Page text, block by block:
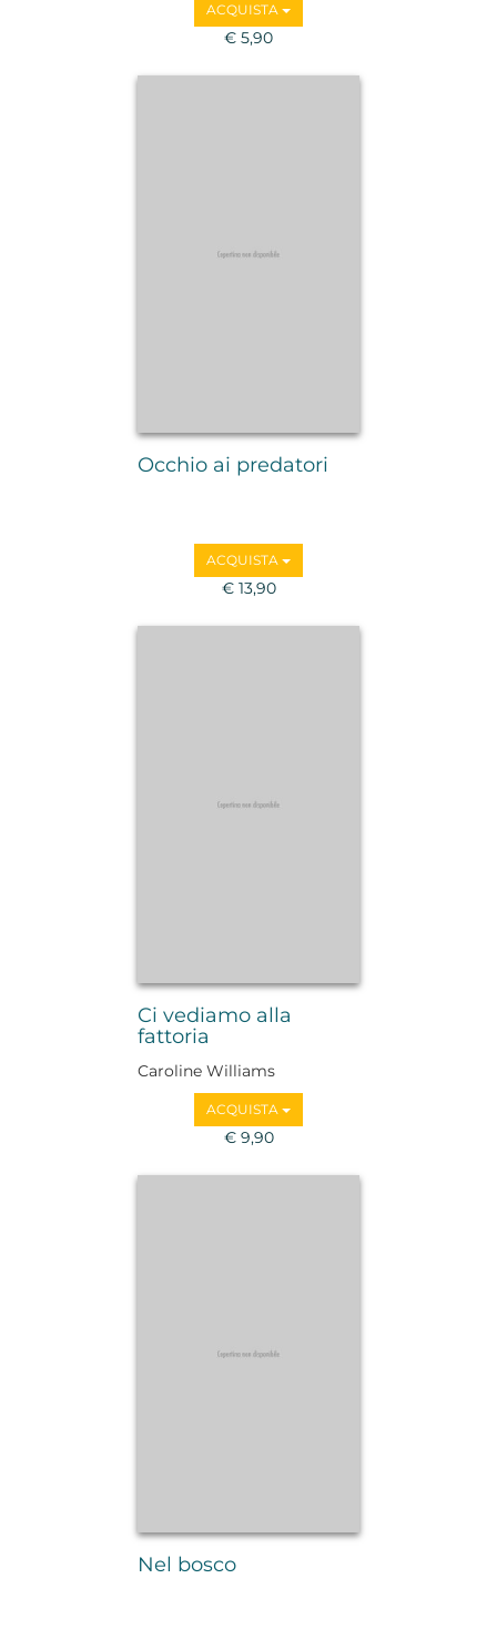
ACQUISTA
€ 5,90
Occhio ai predatori
ACQUISTA
€ 13,90
Ci vediamo alla
fattoria
Caroline Williams
ACQUISTA
€ 9,90
Nel bosco